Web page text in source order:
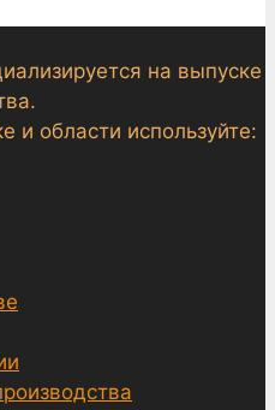
на выпуске
и области используйте: